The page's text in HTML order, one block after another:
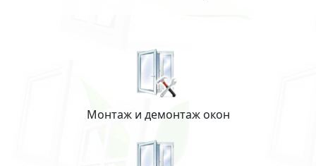
Монтаж и демонтаж окон